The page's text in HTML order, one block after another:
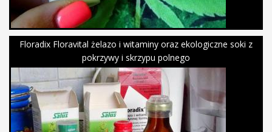
Floradix Floravital żelazo i witaminy oraz ekologiczne soki z
pokrzywy i skrzypu polnego